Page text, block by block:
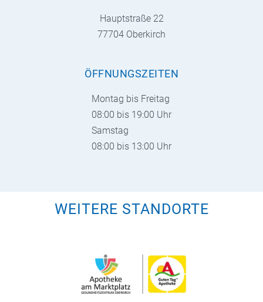
Hauptstraße 22
77704 Oberkirch
ÖFFNUNGSZEITEN
Montag bis Freitag
08:00 bis 19:00 Uhr
Samstag
08:00 bis 13:00 Uhr
WEITERE STANDORTE